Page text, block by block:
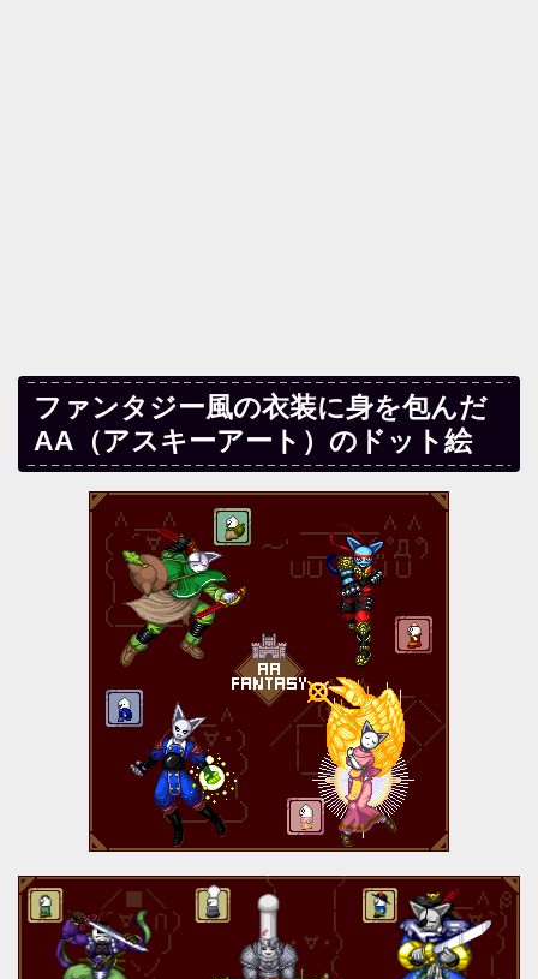
ファンタジー風の衣装に身を包んだ
AA（アスキーアート）のドット絵